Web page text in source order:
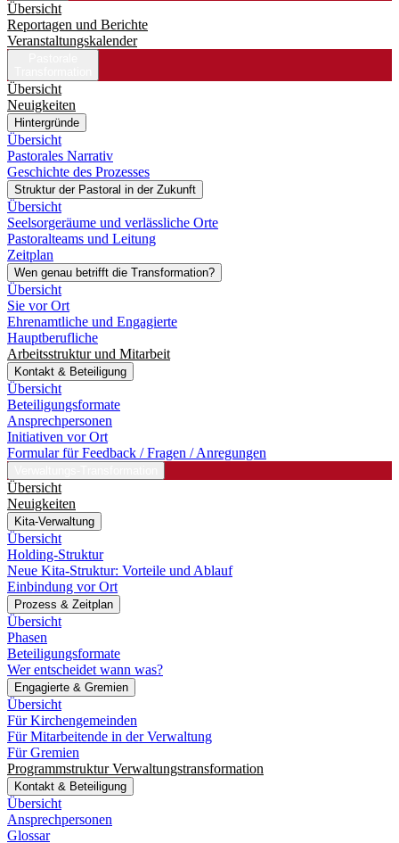
Übersicht
Reportagen und Berichte
Veranstaltungskalender
Übersicht
Neuigkeiten
Hintergründe
Übersicht
Pastorales Narrativ
Geschichte des Prozesses
Struktur der Pastoral in der Zukunft
Übersicht
Seelsorgeräume und verlässliche Orte
Pastoralteams und Leitung
Zeitplan
Wen genau betrifft die Transformation?
Übersicht
Sie vor Ort
Ehrenamtliche und Engagierte
Hauptberufliche
Arbeitsstruktur und Mitarbeit
Kontakt & Beteiligung
Übersicht
Beteiligungsformate
Ansprechpersonen
Initiativen vor Ort
Formular für Feedback / Fragen / Anregungen
Übersicht
Neuigkeiten
Kita-Verwaltung
Übersicht
Holding-Struktur
Neue Kita-Struktur: Vorteile und Ablauf
Einbindung vor Ort
Prozess & Zeitplan
Übersicht
Phasen
Beteiligungsformate
Wer entscheidet wann was?
Engagierte & Gremien
Übersicht
Für Kirchengemeinden
Für Mitarbeitende in der Verwaltung
Für Gremien
Programmstruktur Verwaltungstransformation
Kontakt & Beteiligung
Übersicht
Ansprechpersonen
Glossar